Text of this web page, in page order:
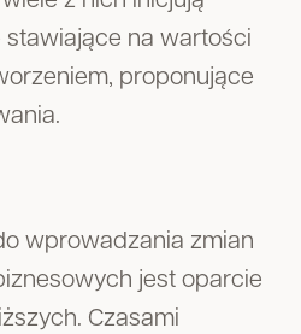
na wartości
proponujące
wprowadzania zmian
jest oparcie
Czasami